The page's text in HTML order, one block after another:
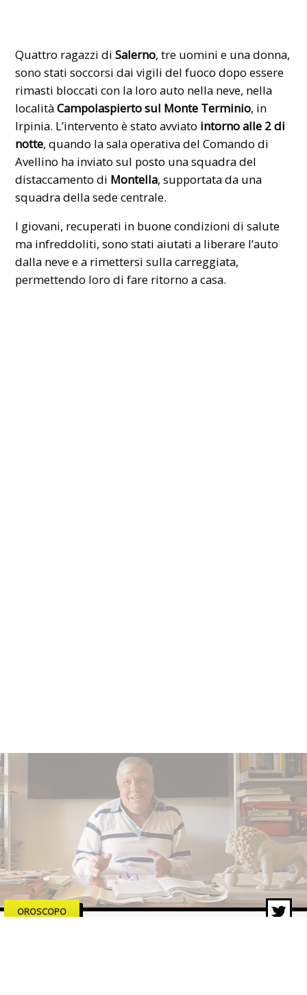
Quattro ragazzi diSalerno, tre uomini e una donna,
sono stati soccorsi dai vigili del fuoco dopo essere
rimasti bloccati con la loro auto nella neve, nella
localitàCampolaspierto sul Monte Terminio, in
Irpinia. L’intervento è stato avviato intorno alle 2 di
notte, quando la sala operativa del Comando di
Avellino ha inviato sul posto una squadra del
distaccamento di Montella, supportata da una
squadra della sede centrale.
I giovani, recuperati in buone condizioni di salute
ma infreddoliti, sono stati aiutati a liberare l’auto
dalla neve e a rimettersi sulla carreggiata,
permettendo loro di fare ritorno a casa.
OROSCOPO